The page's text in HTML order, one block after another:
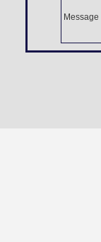
Message